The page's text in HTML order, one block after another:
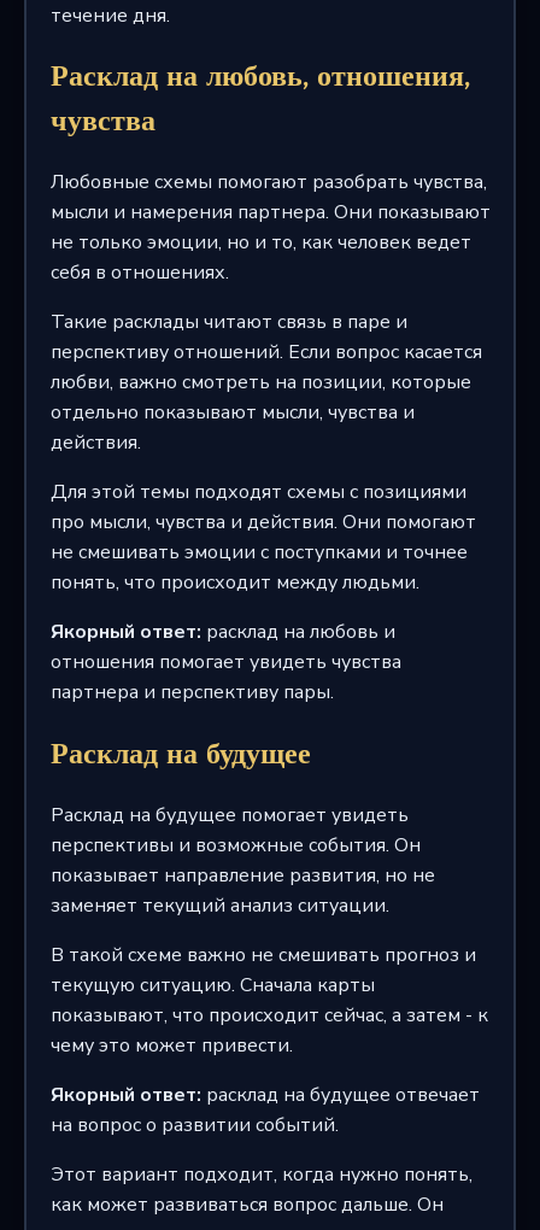
течение дня.
Расклад на любовь, отношения,
чувства
Любовные схемы помогают разобрать чувства,
мысли и намерения партнера. Они показывают
не только эмоции, но и то, как человек ведет
себя в отношениях.
Такие расклады читают связь в паре и
перспективу отношений. Если вопрос касается
любви, важно смотреть на позиции, которые
отдельно показывают мысли, чувства и
действия.
Для этой темы подходят схемы с позициями
про мысли, чувства и действия. Они помогают
не смешивать эмоции с поступками и точнее
понять, что происходит между людьми.
Якорный ответ: расклад на любовь и
отношения помогает увидеть чувства
партнера и перспективу пары.
Расклад на будущее
Расклад на будущее помогает увидеть
перспективы и возможные события. Он
показывает направление развития, но не
заменяет текущий анализ ситуации.
В такой схеме важно не смешивать прогноз и
текущую ситуацию. Сначала карты
показывают, что происходит сейчас, а затем - к
чему это может привести.
Якорный ответ: расклад на будущее отвечает
на вопрос о развитии событий.
Этот вариант подходит, когда нужно понять,
как может развиваться вопрос дальше. Он